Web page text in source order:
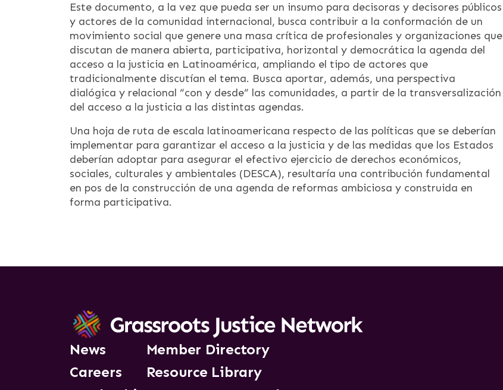
Este documento, a la vez que pueda ser un insumo para decisoras y decisores públicos
y actores de la comunidad internacional, busca contribuir a la conformación de un
movimiento social que genere una masa crítica de profesionales y organizaciones que
discutan de manera abierta, participativa, horizontal y democrática la agenda del
acceso a la justicia en Latinoamérica, ampliando el tipo de actores que
tradicionalmente discutían el tema. Busca aportar, además, una perspectiva
dialógica y relacional “con y desde” las comunidades, a partir de la transversalización
del acceso a la justicia a las distintas agendas.
Una hoja de ruta de escala latinoamericana respecto de las políticas que se deberían
implementar para garantizar el acceso a la justicia y de las medidas que los Estados
deberían adoptar para asegurar el efectivo ejercicio de derechos económicos,
sociales, culturales y ambientales (DESCA), resultaría una contribución fundamental
en pos de la construcción de una agenda de reformas ambiciosa y construida en
forma participativa.
News
Careers
Member Directory
Resource Library